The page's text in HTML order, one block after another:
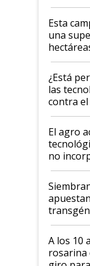
Esta
una
con una
salto
¿Está
las
contra el
desafío
El agro
no
perder
por
semillero
A los 10
rosarina